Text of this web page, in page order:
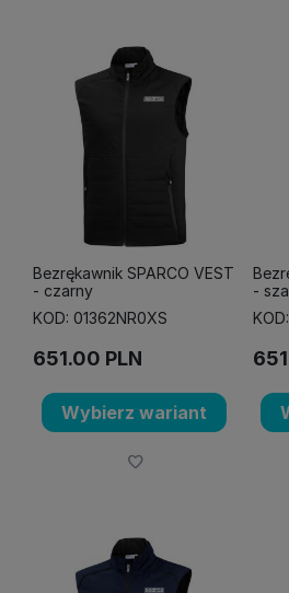
Bezrękawnik SPARCO VEST
- czarny
KOD: 01362NR0XS
651.00 PLN
Wybierz wariant
-